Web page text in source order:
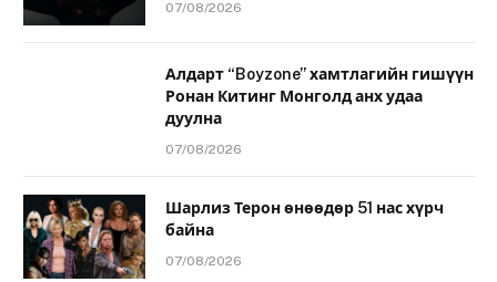
07/08/2026
Алдарт “Boyzone” хамтлагийн гишүүн
Ронан Китинг Монголд анх удаа
дуулна
07/08/2026
Шарлиз Терон өнөөдөр 51 нас хүрч
байна
07/08/2026